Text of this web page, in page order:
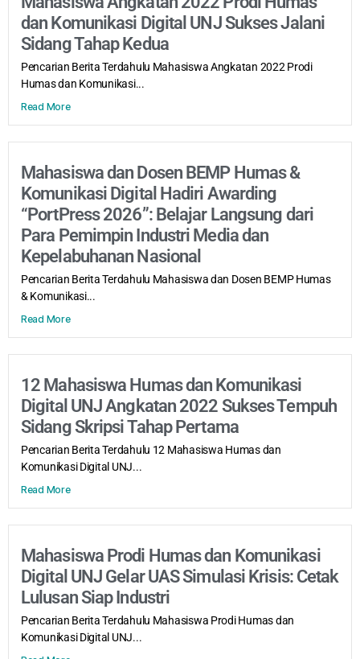
dan Komunikasi Digital UNJ Sukses Jalani
Sidang Tahap Kedua
Pencarian Berita Terdahulu Mahasiswa Angkatan 2022 Prodi
Humas dan Komunikasi...
Read More
Mahasiswa dan Dosen BEMP Humas &
Komunikasi Digital Hadiri Awarding
“PortPress 2026”: Belajar Langsung dari
Para Pemimpin Industri Media dan
Kepelabuhanan Nasional
Pencarian Berita Terdahulu Mahasiswa dan Dosen BEMP Humas
& Komunikasi...
Read More
12 Mahasiswa Humas dan Komunikasi
Digital UNJ Angkatan 2022 Sukses Tempuh
Sidang Skripsi Tahap Pertama
Pencarian Berita Terdahulu 12 Mahasiswa Humas dan
Komunikasi Digital UNJ...
Read More
Mahasiswa Prodi Humas dan Komunikasi
Digital UNJ Gelar UAS Simulasi Krisis: Cetak
Lulusan Siap Industri
Pencarian Berita Terdahulu Mahasiswa Prodi Humas dan
Komunikasi Digital UNJ...